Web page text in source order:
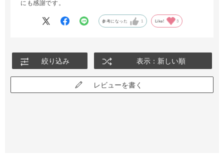
にも感謝です。
参考になった 1 Like! 3
絞り込み 表示：新しい順
レビューを書く